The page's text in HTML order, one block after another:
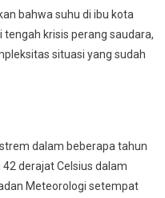
bahwa suhu di ibu kota
tengah krisis perang saudara,
situasi yang sudah
dalam beberapa tahun
derajat Celsius dalam
Meteorologi setempat